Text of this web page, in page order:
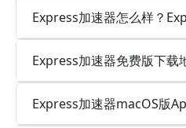
Express加速器怎么样？
Express加速器免费版下载
Express加速器macOS版